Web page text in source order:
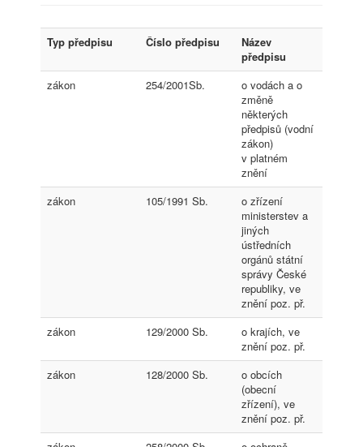
Typ předpisu Číslo předpisu
Název
předpisu
zákon
254/2001Sb.
o vodách a o
změně
některých
předpisů (vodní
zákon)
v platném
znění
zákon
105/1991 Sb.
o zřízení
ministerstev a
jiných
ústředních
orgánů státní
správy České
republiky, ve
znění poz. př.
zákon
129/2000 Sb.
o krajích, ve
znění poz. př.
zákon
128/2000 Sb.
o obcích
(obecní
zřízení), ve
znění poz. př.